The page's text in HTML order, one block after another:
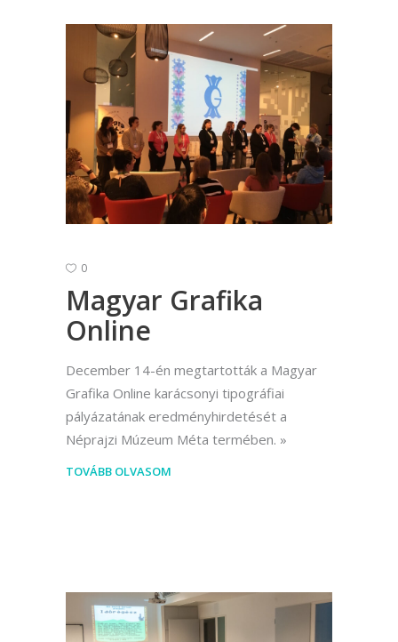
0
Magyar Grafika
Online
December 14-én megtartották a Magyar
Grafika Online karácsonyi tipográfiai
pályázatának eredményhirdetését a
Néprajzi Múzeum Méta termében.
TOVÁBB OLVASOM